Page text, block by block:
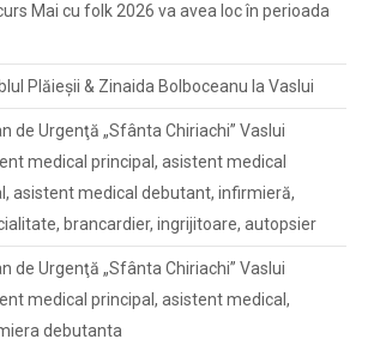
Mai cu folk 2026 va avea loc în perioada
Plăieșii & Zinaida Bolboceanu la Vaslui
de Urgenţă „Sfânta Chiriachi” Vaslui
medical principal, asistent medical
asistent medical debutant, infirmieră,
brancardier, ingrijitoare, autopsier
de Urgenţă „Sfânta Chiriachi” Vaslui
medical principal, asistent medical,
debutanta